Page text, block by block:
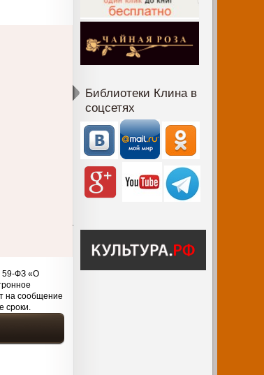
59-ФЗ «О
на сообщение
сроки.
Библиотеки Клина в
соцсетях